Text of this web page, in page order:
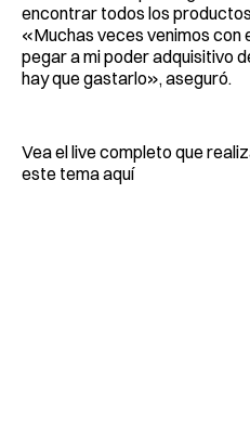
encontrar todos los productos
«Muchas veces venimos con
pegar a mi poder adquisitivo
hay que gastarlo», aseguró.
Vea el live completo que
este tema aquí